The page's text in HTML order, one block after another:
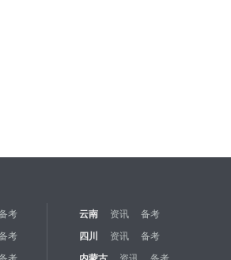
考 云南 资讯
备考
考 四川 资讯
备考